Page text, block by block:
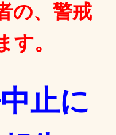
の、警戒
す。
止に